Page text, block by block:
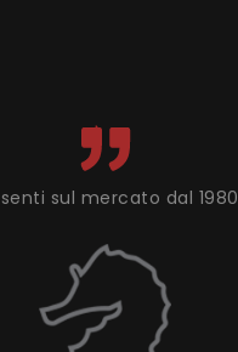
sul mercato dal 1980